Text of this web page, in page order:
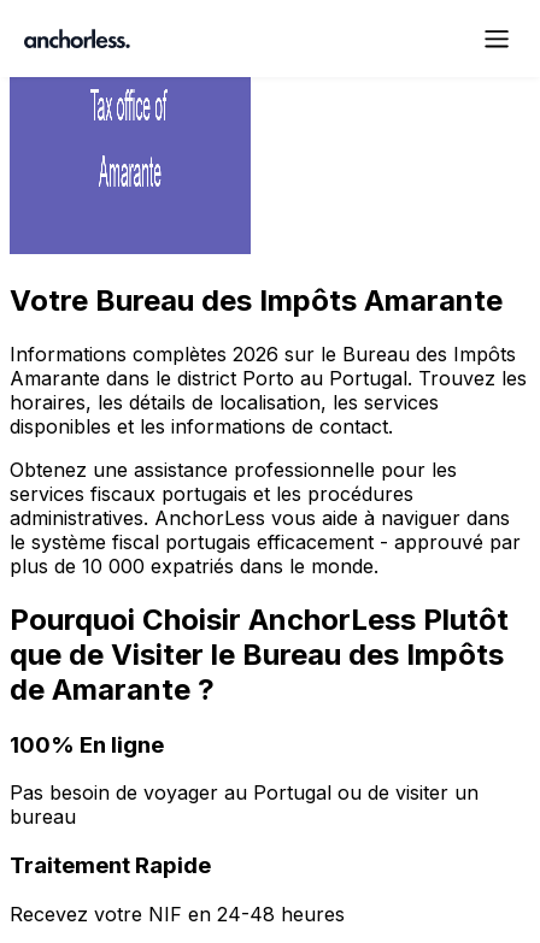
Votre Bureau des Impôts Amarante
Informations complètes 2026 sur le Bureau des Impôts
Amarante dans le district Porto au Portugal. Trouvez les
horaires, les détails de localisation, les services
disponibles et les informations de contact.
Obtenez une assistance professionnelle pour les
services fiscaux portugais et les procédures
administratives. AnchorLess vous aide à naviguer dans
le système fiscal portugais efficacement - approuvé par
plus de 10 000 expatriés dans le monde.
Pourquoi Choisir AnchorLess Plutôt
que de Visiter le Bureau des Impôts
de Amarante ?
100% En ligne
Pas besoin de voyager au Portugal ou de visiter un
bureau
Traitement Rapide
Recevez votre NIF en 24-48 heures